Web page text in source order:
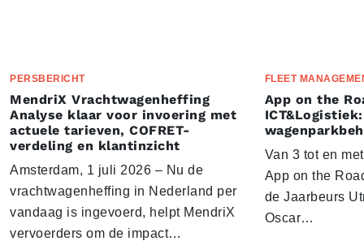
PERSBERICHT
MendriX Vrachtwagenheffing
Analyse klaar voor invoering met
actuele tarieven, COFRET-
verdeling en klantinzicht
Amsterdam, 1 juli 2026 – Nu de
vrachtwagenheffing in Nederland per
vandaag is ingevoerd, helpt MendriX
vervoerders om de impact…
FLEET
App on the
Van 3 tot en
App on the
de Jaarbeurs
Oscar…